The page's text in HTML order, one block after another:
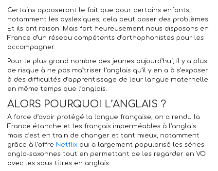
Certains opposeront le fait que pour certains enfants,
notamment les dyslexiques, cela peut poser des problèmes.
Et ils ont raison. Mais fort heureusement nous disposons en
France d’un réseau compétents d’orthophonistes pour les
accompagner.
Pour le plus grand nombre des jeunes aujourd’hui, il y a plus
de risque à ne pas maîtriser l’anglais qu’il y en a à s’exposer
à des difficultés d’apprentissage de leur langue maternelle
en même temps que l’anglais.
ALORS POURQUOI L’ANGLAIS ?
A force d’avoir protégé la langue française, on a rendu la
France étanche et les français imperméables à l’anglais
mais c’est en train de changer et tant mieux, notamment
grâce à l’offre Netflix qui a largement popularisé les séries
anglo-saxonnes tout en permettant de les regarder en VO
avec les sous titres en anglais.